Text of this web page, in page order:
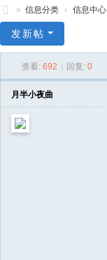
林
» 信息分类 › 信息中心
发新帖
查看: 692 回复: 0
月半小夜曲